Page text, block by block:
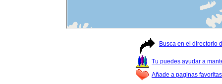
Busca en el directorio
Tu puedes ayudar a
Añade a paginas favoritas